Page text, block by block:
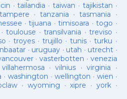
·tailandia ·taiwan · tajikistan ·
tampere · tanzania ·tasmania ·
·tijuana ·timisoara ·togo ·
·toulouse ·transilvania ·treviso ·
· troyes·trujillo ·tunis ·turku ·
· uruguay · utah · utrecht ·
· vasterbotten · venezia
villahermosa ·vilnius ·virginia ·
·washington · wellington · wien ·
· wyoming ·xipre · york·